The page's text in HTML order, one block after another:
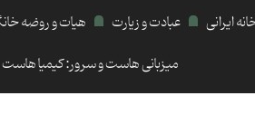
ایرانی عبادت و زیارت هیات و روضه
میزبانی هاست و سرور:کیمیا هاست